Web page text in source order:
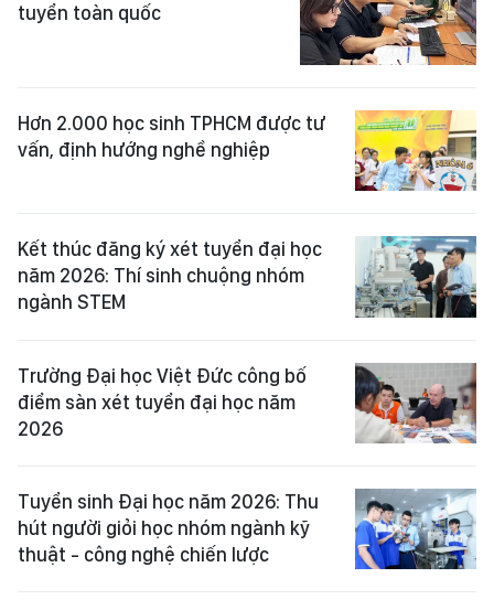
tuyển toàn quốc
Hơn 2.000 học sinh TPHCM được tư
vấn, định hướng nghề nghiệp
Kết thúc đăng ký xét tuyển đại học
năm 2026: Thí sinh chuộng nhóm
ngành STEM
Trường Đại học Việt Đức công bố
điểm sàn xét tuyển đại học năm
2026
Tuyển sinh Đại học năm 2026: Thu
hút người giỏi học nhóm ngành kỹ
thuật - công nghệ chiến lược